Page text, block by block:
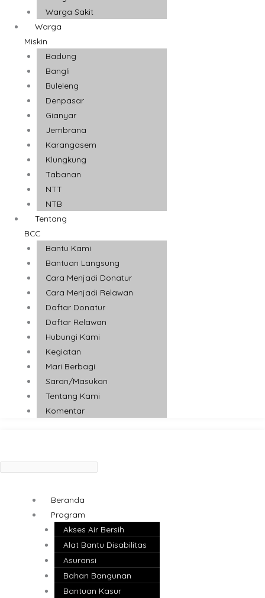
Warga Sakit
Warga
Miskin
Badung
Bangli
Buleleng
Denpasar
Gianyar
Jembrana
Karangasem
Klungkung
Tabanan
NTT
NTB
Tentang
BCC
Bantu Kami
Bantuan Langsung
Cara Menjadi Donatur
Cara Menjadi Relawan
Daftar Donatur
Daftar Relawan
Hubungi Kami
Kegiatan
Mari Berbagi
Saran/Masukan
Tentang Kami
Komentar
Beranda
Program
Akses Air Bersih
Alat Bantu Disabilitas
Asuransi
Bahan Bangunan
Bantuan Kasur